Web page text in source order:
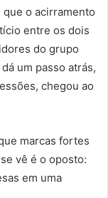
o acirramento
entre os dois
do grupo
um passo atrás,
chegou ao
marcas fortes
vê é o oposto:
em uma